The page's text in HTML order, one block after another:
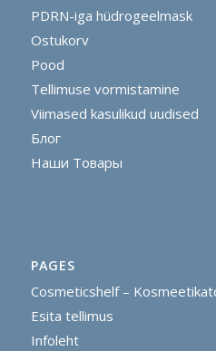
PDRN-iga hüdrogeelmask
Ostukorv
Pood
Tellimuse vormistamine
Viimased kasulikud uudised
Блог
Наши Товары
PAGES
Cosmeticshelf –
Esita tellimus
Infoleht